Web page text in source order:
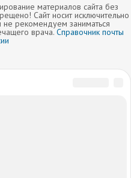
материалов сайта без
Сайт носит исключительно
рекомендуем заниматься
врача.Справочник почты